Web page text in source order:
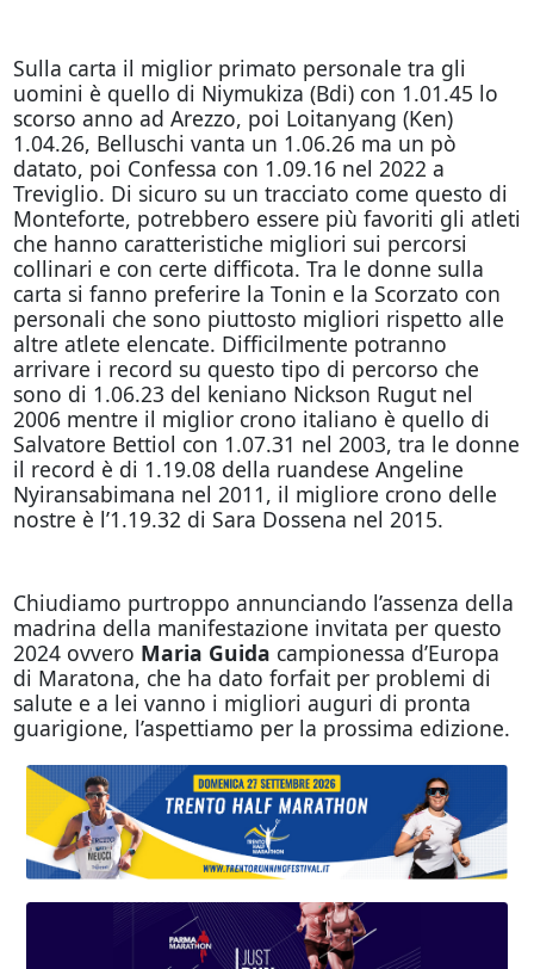
Sulla carta il miglior primato personale tra gli
uomini è quello di Niymukiza (Bdi) con 1.01.45 lo
scorso anno ad Arezzo, poi Loitanyang (Ken)
1.04.26, Belluschi vanta un 1.06.26 ma un pò
datato, poi Confessa con 1.09.16 nel 2022 a
Treviglio. Di sicuro su un tracciato come questo di
Monteforte, potrebbero essere più favoriti gli atleti
che hanno caratteristiche migliori sui percorsi
collinari e con certe difficota. Tra le donne sulla
carta si fanno preferire la Tonin e la Scorzato con
personali che sono piuttosto migliori rispetto alle
altre atlete elencate. Difficilmente potranno
arrivare i record su questo tipo di percorso che
sono di 1.06.23 del keniano Nickson Rugut nel
2006 mentre il miglior crono italiano è quello di
Salvatore Bettiol con 1.07.31 nel 2003, tra le donne
il record è di 1.19.08 della ruandese Angeline
Nyiransabimana nel 2011, il migliore crono delle
nostre è l’1.19.32 di Sara Dossena nel 2015.
Chiudiamo purtroppo annunciando l’assenza della
madrina della manifestazione invitata per questo
2024 ovvero Maria Guida campionessa d’Europa
di Maratona, che ha dato forfait per problemi di
salute e a lei vanno i migliori auguri di pronta
guarigione, l’aspettiamo per la prossima edizione.